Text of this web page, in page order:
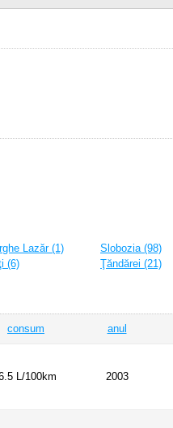
Lazăr (1)
(6)
Slobozia (98)
Ţăndărei (21)
consum anul
L/100km 2003